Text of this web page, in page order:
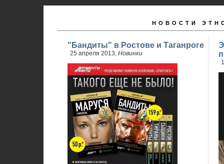
НОВОСТИ
"Бандиты" в Ростове и Таганроге
25 апреля 2013, Новинки